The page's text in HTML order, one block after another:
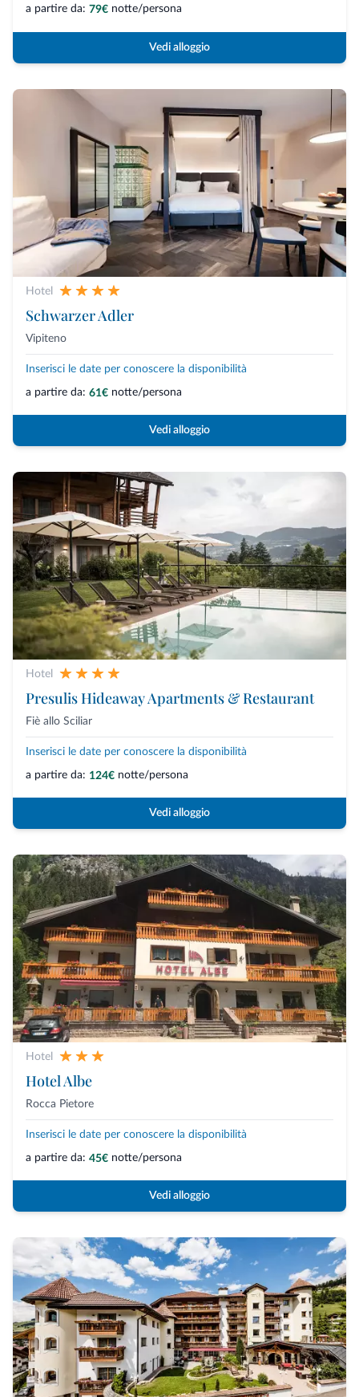
a partire da: 79€ notte/persona
Vedi alloggio
Hotel
Schwarzer Adler
Vipiteno
Inserisci le date per conoscere la disponibilità
a partire da: 61€ notte/persona
Vedi alloggio
Hotel
Presulis Hideaway Apartments & Restaurant
Fiè allo Sciliar
Inserisci le date per conoscere la disponibilità
a partire da: 124€ notte/persona
Vedi alloggio
Hotel
Hotel Albe
Rocca Pietore
Inserisci le date per conoscere la disponibilità
a partire da: 45€ notte/persona
Vedi alloggio